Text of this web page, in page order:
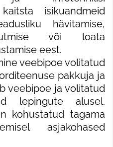
isikuandmeid
hävitamise,
või loata
eest.
veebipoe volitatud
pakkuja ja
veebipoe ja volitatud
lepingute alusel.
kohustatud tagama
asjakohased